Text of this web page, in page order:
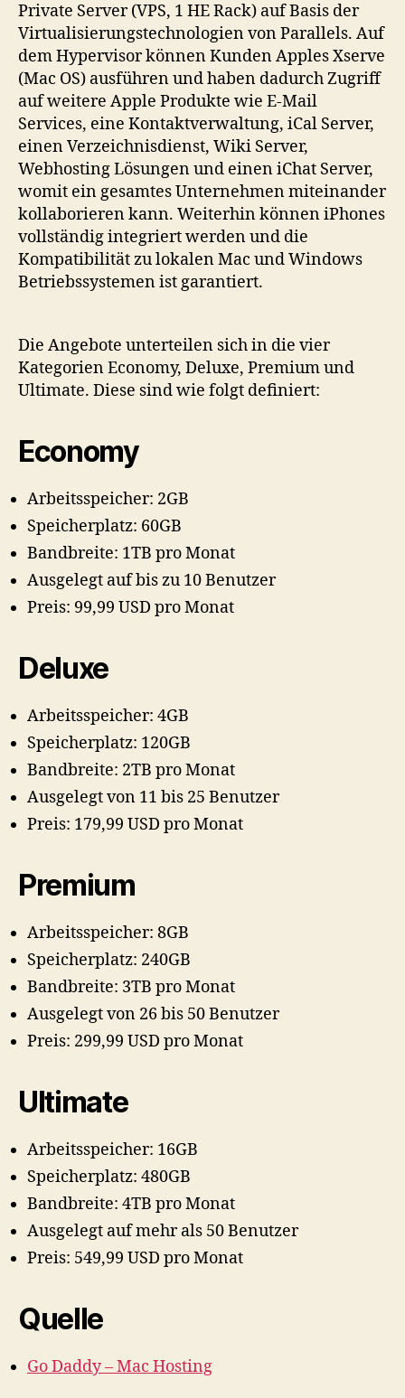
Private Server (VPS, 1 HE Rack) auf Basis der
Virtualisierungstechnologien von Parallels. Auf
dem Hypervisor können Kunden Apples Xserve
(Mac OS) ausführen und haben dadurch Zugriff
auf weitere Apple Produkte wie E-Mail
Services, eine Kontaktverwaltung, iCal Server,
einen Verzeichnisdienst, Wiki Server,
Webhosting Lösungen und einen iChat Server,
womit ein gesamtes Unternehmen miteinander
kollaborieren kann. Weiterhin können iPhones
vollständig integriert werden und die
Kompatibilität zu lokalen Mac und Windows
Betriebssystemen ist garantiert.
Die Angebote unterteilen sich in die vier
Kategorien Economy, Deluxe, Premium und
Ultimate. Diese sind wie folgt definiert:
Economy
Arbeitsspeicher: 2GB
Speicherplatz: 60GB
Bandbreite: 1TB pro Monat
Ausgelegt auf bis zu 10 Benutzer
Preis: 99,99 USD pro Monat
Deluxe
Arbeitsspeicher: 4GB
Speicherplatz: 120GB
Bandbreite: 2TB pro Monat
Ausgelegt von 11 bis 25 Benutzer
Preis: 179,99 USD pro Monat
Premium
Arbeitsspeicher: 8GB
Speicherplatz: 240GB
Bandbreite: 3TB pro Monat
Ausgelegt von 26 bis 50 Benutzer
Preis: 299,99 USD pro Monat
Ultimate
Arbeitsspeicher: 16GB
Speicherplatz: 480GB
Bandbreite: 4TB pro Monat
Ausgelegt auf mehr als 50 Benutzer
Preis: 549,99 USD pro Monat
Quelle
Go Daddy – Mac Hosting